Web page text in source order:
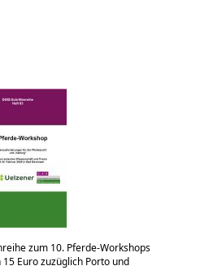
zum 10. Pferde-Workshops
Euro zuzüglich Porto und